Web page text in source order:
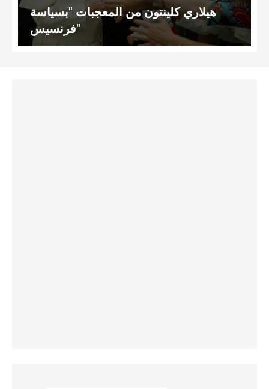
هيلاري كلينتون من المعجبات "بسياسة
"فرنسيس